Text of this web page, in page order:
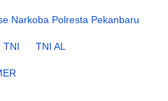
Narkoba Polresta Pekanbaru
TNI TNI AL